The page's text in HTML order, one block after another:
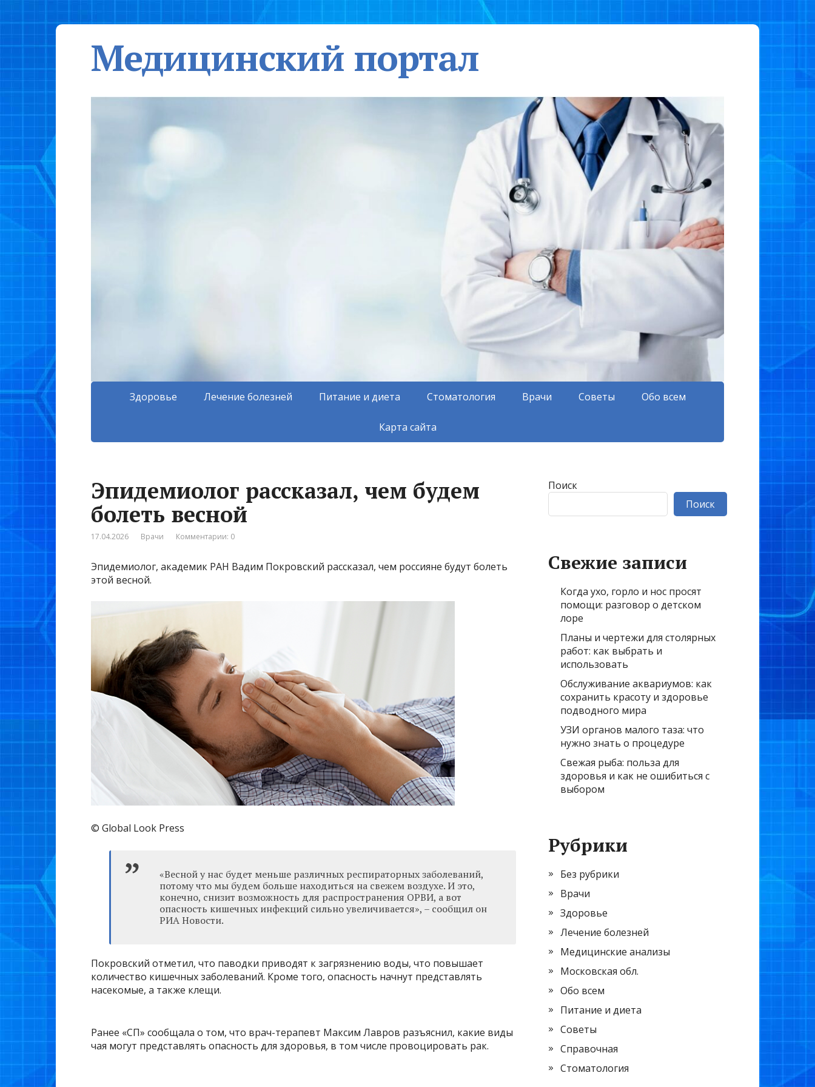
Медицинский портал
Здоровье Лечение болезней Питание и диета Стоматология Врачи Советы Обо всем
Карта сайта
Эпидемиолог рассказал, чем будем
болеть весной
17.04.2026 Врачи Комментарии: 0
Эпидемиолог, академик РАН Вадим Покровский рассказал, чем россияне будут болеть
этой весной.
© Global Look Press
«Весной у нас будет меньше различных респираторных заболеваний,
потому что мы будем больше находиться на свежем воздухе. И это,
конечно, снизит возможность для распространения ОРВИ, а вот
опасность кишечных инфекций сильно увеличивается», – сообщил он
РИА Новости.
Покровский отметил, что паводки приводят к загрязнению воды, что повышает
количество кишечных заболеваний. Кроме того, опасность начнут представлять
насекомые, а также клещи.
Ранее «СП» сообщала о том, что врач-терапевт Максим Лавров разъяснил, какие виды
чая могут представлять опасность для здоровья, в том числе провоцировать рак.
Поиск
Поиск
Свежие записи
Когда ухо, горло и нос просят
помощи: разговор о детском
лоре
Планы и чертежи для столярных
работ: как выбрать и
использовать
Обслуживание аквариумов: как
сохранить красоту и здоровье
подводного мира
УЗИ органов малого таза: что
нужно знать о процедуре
Свежая рыба: польза для
здоровья и как не ошибиться с
выбором
Рубрики
Без рубрики
Врачи
Здоровье
Лечение болезней
Медицинские анализы
Московская обл.
Обо всем
Питание и диета
Советы
Справочная
Стоматология